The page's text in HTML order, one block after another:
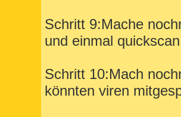
Schritt 9:Mache
und einmal
Schritt 10:Mach
könnten viren